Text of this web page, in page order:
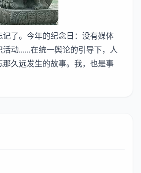
记了。今年的纪念日：没有媒体
动......在统一舆论的引导下，人
那久远发生的故事。我，也是事